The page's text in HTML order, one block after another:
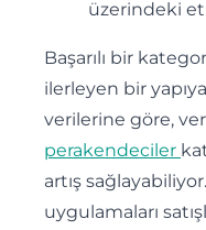
üzerindeki
Başarılı bir
ilerleyen bir
verilerine göre,
perakendeciler
artış
uygulamaları